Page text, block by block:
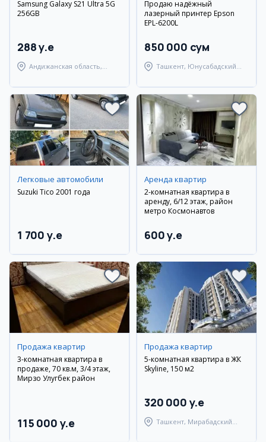
Samsung Galaxy S21 Ultra 5G
256GB
288 y.e
Андижанская область,
Продаю надёжный
лазерный принтер Epson
EPL-6200L
850 000 сум
Ташкент, Юнусабадский
Легковые автомобили
Suzuki Tico 2001 года
1 700 y.e
Аренда квартир
2-комнатная квартира в
аренду, 6/12 этаж, район
метро Космонавтов
600 y.e
Продажа квартир
3-комнатная квартира в
продаже, 70 кв.м, 3/4 этаж,
Мирзо Улугбек район
115 000 y.e
Продажа квартир
5-комнатная квартира в ЖК
Skyline, 150 м2
320 000 y.e
Ташкент, Мирабадский